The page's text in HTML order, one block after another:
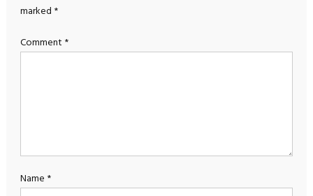
marked *
Comment *
Name *